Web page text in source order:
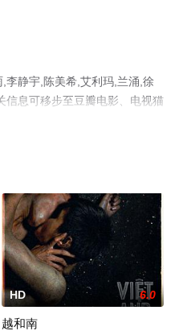
李静宇,陈美希,艾利玛,兰涌,徐
信息可移步至豆瓣电影、电视猫
HD 6.0
越和南